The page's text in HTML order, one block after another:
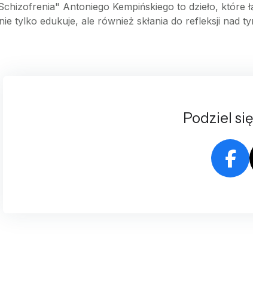
Antoniego Kempińskiego to dzieło, które
tylko edukuje, ale również skłania do refleksji nad
Podziel